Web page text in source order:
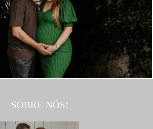
1383 32
SOBRE NÓS!